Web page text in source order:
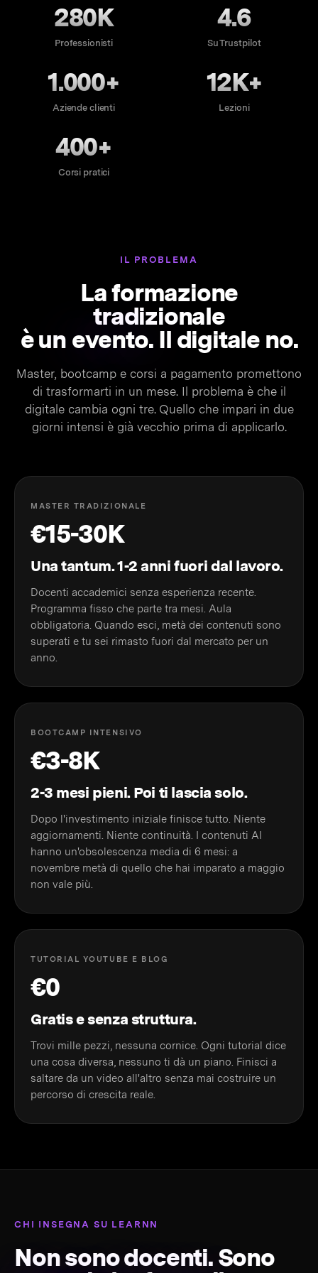
280K
Professionisti
4.6
Su Trustpilot
1.000+
Aziende clienti
12K+
Lezioni
400+
Corsi pratici
IL PROBLEMA
La formazione
tradizionale
è un evento.Il digitale no.
Master, bootcamp e corsi a pagamento promettono
di trasformarti in un mese. Il problema è che il
digitale cambia ogni tre. Quello che impari in due
giorni intensi è già vecchio prima di applicarlo.
MASTER TRADIZIONALE
€15-30K
Una tantum. 1-2 anni fuori dal lavoro.
Docenti accademici senza esperienza recente.
Programma fisso che parte tra mesi. Aula
obbligatoria. Quando esci, metà dei contenuti sono
superati e tu sei rimasto fuori dal mercato per un
anno.
BOOTCAMP INTENSIVO
€3-8K
2-3 mesi pieni. Poi ti lascia solo.
Dopo l'investimento iniziale finisce tutto. Niente
aggiornamenti. Niente continuità. I contenuti AI
hanno un'obsolescenza media di 6 mesi: a
novembre metà di quello che hai imparato a maggio
non vale più.
TUTORIAL YOUTUBE E BLOG
€0
Gratis e senza struttura.
Trovi mille pezzi, nessuna cornice. Ogni tutorial dice
una cosa diversa, nessuno ti dà un piano. Finisci a
saltare da un video all'altro senza mai costruire un
percorso di crescita reale.
CHI INSEGNA SU LEARNN
Non sono docenti. Sono